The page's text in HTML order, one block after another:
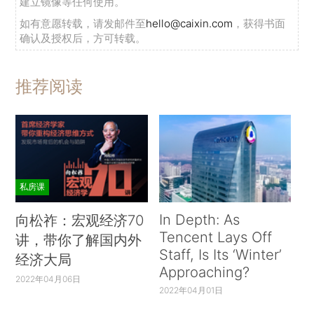
如有意愿转载，请发邮件至hello@caixin.com ，获得书面
确认及授权后，方可转载。
推荐阅读
私房课
向松祚：宏观经济70
讲，带你了解国内外
经济大局
2022年04月06日
In Depth: As
Tencent Lays Off
Staff, Is Its ‘Winter’
Approaching?
2022年04月01日